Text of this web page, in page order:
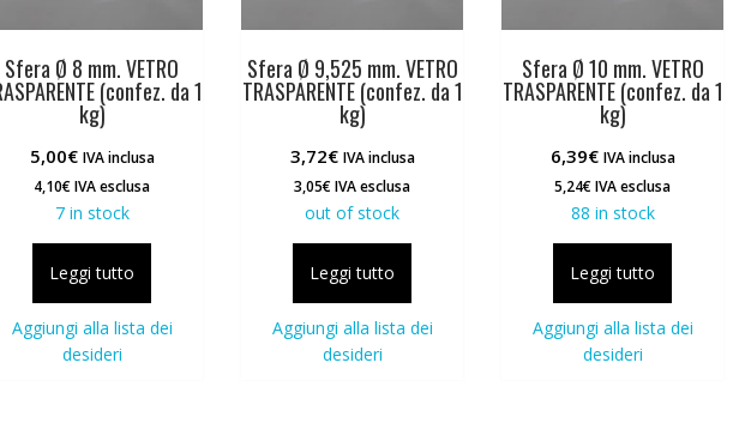
Sfera Ø 8 mm. VETRO
(confez. da 1
kg)
5,00€ IVA inclusa
4,10€IVA esclusa
7 in stock
Leggi tutto
Aggiungi alla lista dei
desideri
Sfera Ø 9,525 mm. VETRO
TRASPARENTE (confez. da 1
kg)
3,72€ IVA inclusa
3,05€IVA esclusa
out of stock
Leggi tutto
Aggiungi alla lista dei
desideri
Sfera Ø 10 mm. VETRO
TRASPARENTE (confez. da 1
kg)
6,39€ IVA inclusa
5,24€IVA esclusa
88 in stock
Leggi tutto
Aggiungi alla lista dei
desideri